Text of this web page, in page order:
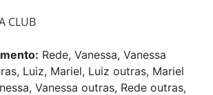
CLUB
Rede, Vanessa, Vanessa
Luiz, Mariel, Luiz outras, Mariel
Vanessa outras, Rede outras,